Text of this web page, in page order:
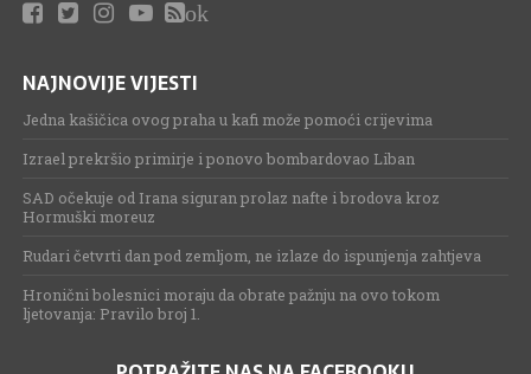
ok
NAJNOVIJE VIJESTI
Jedna kašičica ovog praha u kafi može pomoći crijevima
Izrael prekršio primirje i ponovo bombardovao Liban
SAD očekuje od Irana siguran prolaz nafte i brodova kroz
Hormuški moreuz
Rudari četvrti dan pod zemljom, ne izlaze do ispunjenja zahtjeva
Hronični bolesnici moraju da obrate pažnju na ovo tokom
ljetovanja: Pravilo broj 1.